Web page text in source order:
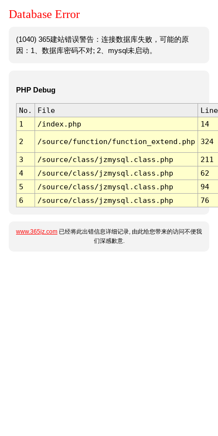
Database Error
(1040) 365建站错误警告：连接数据库失败，可能的原
因：1、数据库密码不对; 2、mysql未启动。
PHP Debug
No. File
Line
1
/index.php 14
2 /source/function/function_extend.php 324
3 /source/class/jzmysql.class.php
211
4
/source/class/jzmysql.class.php
62
5
/source/class/jzmysql.class.php
94
6
/source/class/jzmysql.class.php 76
www.365jz.com 已经将此出错信息详细记录, 由此给您带来的访问不便我
们深感歉意.